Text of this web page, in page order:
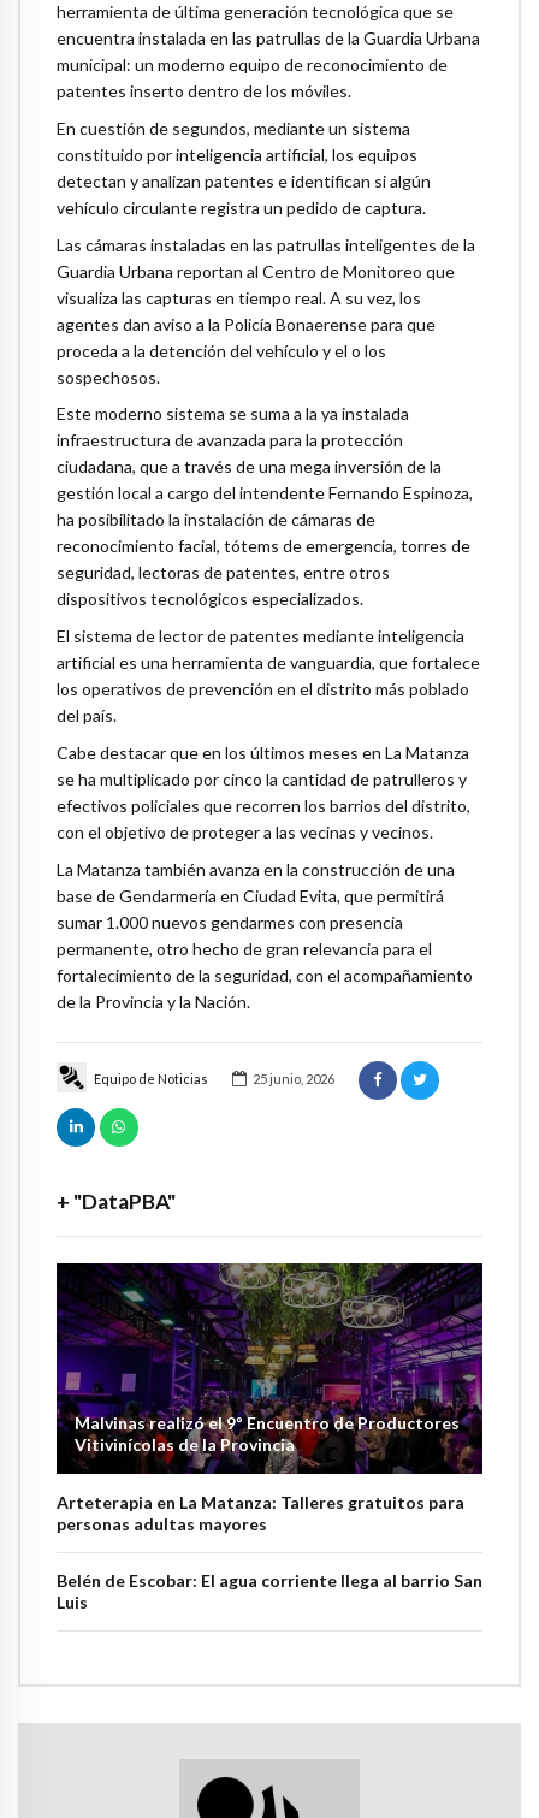
Equipo de Noticias 25 junio, 2026
+ "DataPBA"
Malvinas realizó el 9º Encuentro de Productores
Vitivinícolas de la Provincia
Arteterapia en La Matanza: Talleres gratuitos para
personas adultas mayores
Belén de Escobar: El agua corriente llega al barrio San
Luis
herramienta de última generación tecnológica que se
encuentra instalada en las patrullas de la Guardia Urbana
municipal: un moderno equipo de reconocimiento de
patentes inserto dentro de los móviles.
En cuestión de segundos, mediante un sistema
constituido por inteligencia artificial, los equipos
detectan y analizan patentes e identifican si algún
vehículo circulante registra un pedido de captura.
Las cámaras instaladas en las patrullas inteligentes de la
Guardia Urbana reportan al Centro de Monitoreo que
visualiza las capturas en tiempo real. A su vez, los
agentes dan aviso a la Policía Bonaerense para que
proceda a la detención del vehículo y el o los
sospechosos.
Este moderno sistema se suma a la ya instalada
infraestructura de avanzada para la protección
ciudadana, que a través de una mega inversión de la
gestión local a cargo del intendente Fernando Espinoza,
ha posibilitado la instalación de cámaras de
reconocimiento facial, tótems de emergencia, torres de
seguridad, lectoras de patentes, entre otros
dispositivos tecnológicos especializados.
El sistema de lector de patentes mediante inteligencia
artificial es una herramienta de vanguardia, que fortalece
los operativos de prevención en el distrito más poblado
del país.
Cabe destacar que en los últimos meses en La Matanza
se ha multiplicado por cinco la cantidad de patrulleros y
efectivos policiales que recorren los barrios del distrito,
con el objetivo de proteger a las vecinas y vecinos.
La Matanza también avanza en la construcción de una
base de Gendarmería en Ciudad Evita, que permitirá
sumar 1.000 nuevos gendarmes con presencia
permanente, otro hecho de gran relevancia para el
fortalecimiento de la seguridad, con el acompañamiento
de la Provincia y la Nación.